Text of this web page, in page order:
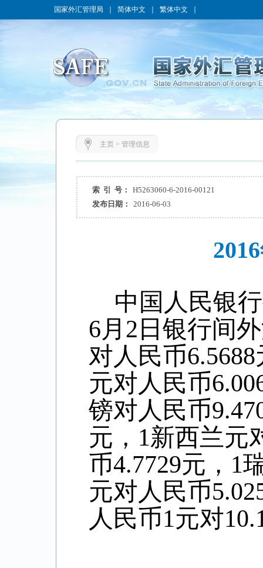
国家外汇管理局 简体中文 繁体中文
主页> 管理信息
索 引 号：
H5263060-6-2016-00121
发布日期：
2016-06-03
中国人民银行
6月 2 日银行间
对人民币6.5688
元对人民币
镑对人民币
元， 1新西兰元
币4.7729元， 1
元对人民币
人民币1元对